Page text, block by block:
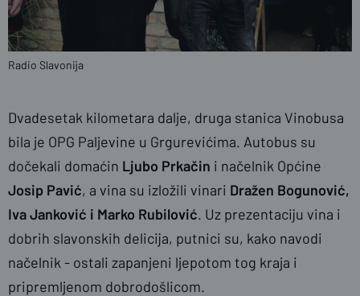
Radio Slavonija
Dvadesetak kilometara dalje, druga stanica Vinobusa
bila je OPG Paljevine u Grgurevićima. Autobus su
dočekali domaćin Ljubo Prkačin i načelnik Općine
Josip Pavić, a vina su izložili vinari Dražen Bogunović,
Iva Janković i Marko Rubilović. Uz prezentaciju vina i
dobrih slavonskih delicija, putnici su, kako navodi
načelnik - ostali zapanjeni ljepotom tog kraja i
pripremljenom dobrodošlicom.